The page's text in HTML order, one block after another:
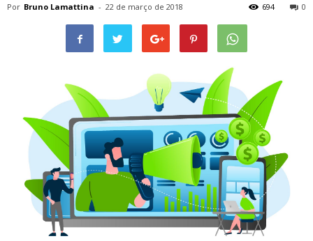
Por Bruno Lamattina - 22 de março de 2018 0
694